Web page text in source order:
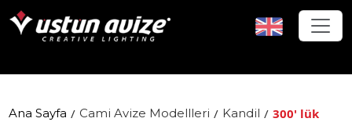
Ana Sayfa / Cami Avize Modellleri / Kandil / 300' lük